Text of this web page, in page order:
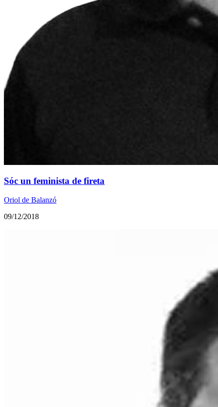
Sóc un feminista de fireta
Oriol de Balanzó
09/12/2018